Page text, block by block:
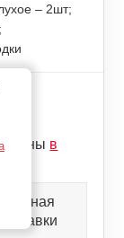
– 2шт;
цены в